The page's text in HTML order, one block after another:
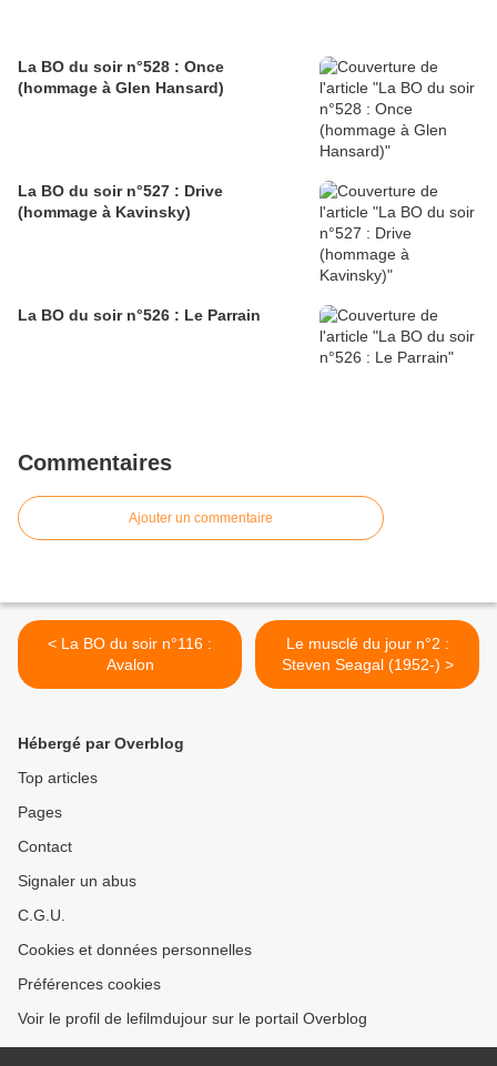
La BO du soir n°528 : Once
(hommage à Glen Hansard)
La BO du soir n°527 : Drive
(hommage à Kavinsky)
La BO du soir n°526 : Le Parrain
Commentaires
Ajouter un commentaire
< La BO du soir n°116 :
Avalon
Le musclé du jour n°2 :
Steven Seagal (1952-) >
Hébergé par Overblog
Top articles
Pages
Contact
Signaler un abus
C.G.U.
Cookies et données personnelles
Préférences cookies
Voir le profil de lefilmdujour sur le portail Overblog